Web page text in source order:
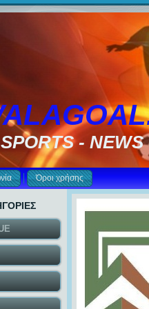
SPORTS - NEWS
Όροι χρήσης